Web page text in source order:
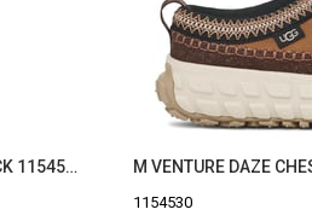
M VENTURE DAZE BLACK / BLACK 1154530
1154530